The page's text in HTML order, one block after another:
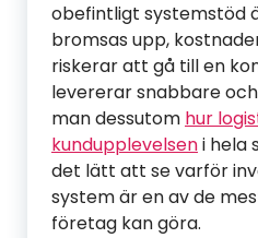
obefintligt systemstöd
bromsas upp,
riskerar att gå till en
levererar snabbare
man dessutom hur
kundupplevelseni hela
det lätt att se varför
system är en av de
företag kan göra.